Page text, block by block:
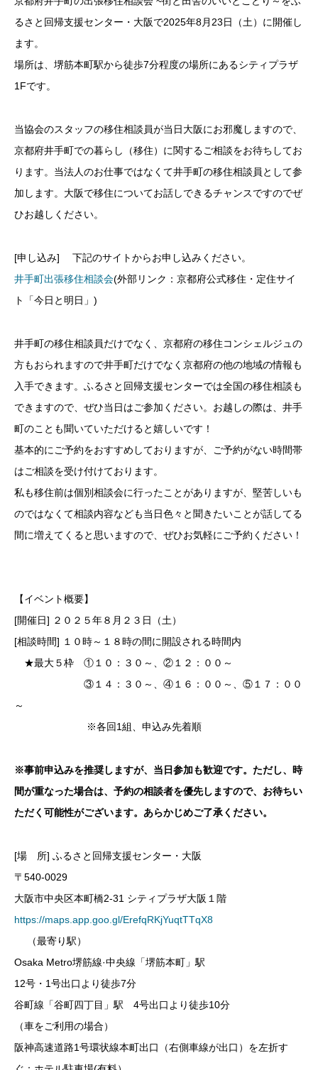
るさと回帰支援センター・大阪で2025年8月23日（土）に開催し
ます。
場所は、堺筋本町駅から徒歩7分程度の場所にあるシティプラザ
1Fです。
当協会のスタッフの移住相談員が当日大阪にお邪魔しますので、
京都府井手町での暮らし（移住）に関するご相談をお待ちしてお
ります。当法人のお仕事ではなくて井手町の移住相談員として参
加します。大阪で移住についてお話しできるチャンスですのでぜ
ひお越しください。
[申し込み] 下記のサイトからお申し込みください。
井手町出張移住相談会(外部リンク：京都府公式移住・定住サイ
ト「今日と明日」)
井手町の移住相談員だけでなく、京都府の移住コンシェルジュの
方もおられますので井手町だけでなく京都府の他の地域の情報も
入手できます。ふるさと回帰支援センターでは全国の移住相談も
できますので、ぜひ当日はご参加ください。お越しの際は、井手
町のことも聞いていただけると嬉しいです！
基本的にご予約をおすすめしておりますが、ご予約がない時間帯
はご相談を受け付けております。
私も移住前は個別相談会に行ったことがありますが、堅苦しいも
のではなくて相談内容なども当日色々と聞きたいことが話してる
間に増えてくると思いますので、ぜひお気軽にご予約ください！
【イベント概要】
[開催日] ２０２５年８月２３日（土）
[相談時間] １０時～１８時の間に開設される時間内
★最大５枠 ①１０：３０～、②１２：００～
③１４：３０～、④１６：００～、⑤１７：００
～
※各回1組、申込み先着順
※事前申込みを推奨しますが、当日参加も歓迎です。ただし、時
間が重なった場合は、予約の相談者を優先しますので、お待ちい
ただく可能性がございます。あらかじめご了承ください。
[場 所] ふるさと回帰支援センター・大阪
〒540-0029
大阪市中央区本町橋2-31 シティプラザ大阪１階
https://maps.app.goo.gl/ErefqRKjYuqtTTqX8
（最寄り駅）
Osaka Metro堺筋線·中央線「堺筋本町」駅
12号・1号出口より徒歩7分
谷町線「谷町四丁目」駅 4号出口より徒歩10分
（車をご利用の場合）
阪神高速道路1号環状線本町出口（右側車線が出口）を左折す